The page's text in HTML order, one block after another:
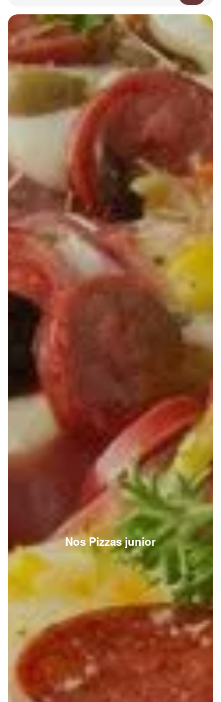
Nos Pizzas junior